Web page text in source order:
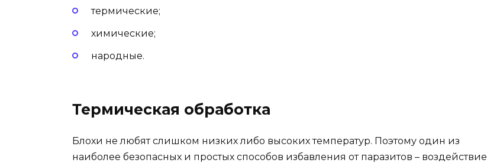
термические;
химические;
народные.
Термическая обработка
Блохи не любят слишком низких либо высоких температур. Поэтому один из
наиболее безопасных и простых способов избавления от паразитов – воздействие